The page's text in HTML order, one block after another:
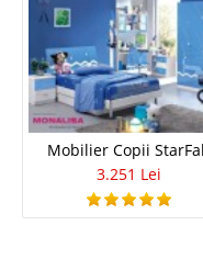
Mobilier Copii
3.251 Lei